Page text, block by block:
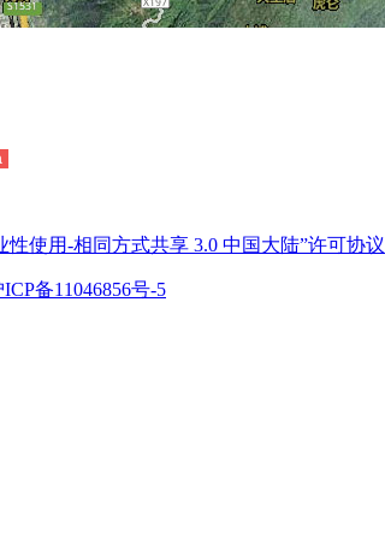
性使用-相同方式共享 3.0 中国大陆”许可协议
ICP备11046856号-5